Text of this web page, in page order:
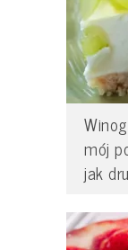
mój
jak